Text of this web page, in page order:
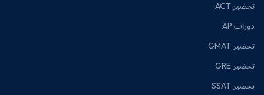
تحضير ACT
دورات AP
تحضير GMAT
تحضير GRE
تحضير SSAT